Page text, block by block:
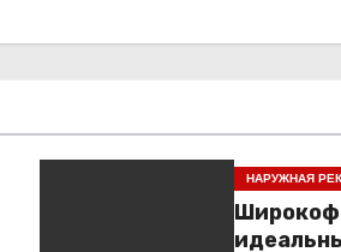
НАРУЖНАЯ